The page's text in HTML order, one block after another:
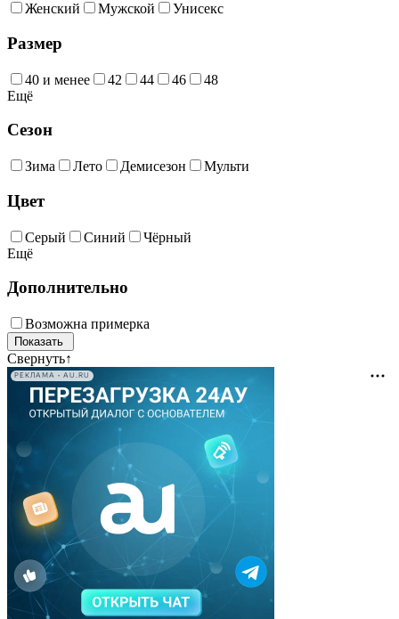
Женский Мужской Унисекс
Размер
40 и менее 42 44 46
48
Ещё
Сезон
Зима Лето Демисезон Мульти
Цвет
Серый Синий
Чёрный
Ещё
Дополнительно
Возможна примерка
Свернуть↑
РЕКЛАМА • AU.RU